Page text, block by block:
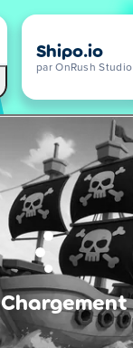
Shipo.io
par OnRush Studio
Chargement